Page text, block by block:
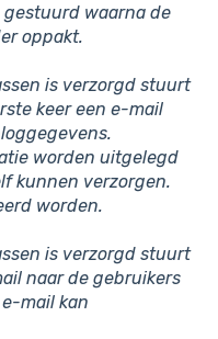
waarna de
oppakt.
is verzorgd stuurt
keer een e-mail
worden uitgelegd
kunnen verzorgen.
worden.
is verzorgd stuurt
naar de gebruikers
mail kan